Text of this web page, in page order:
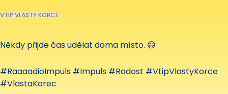
VTIP VLASTY KORCE
Někdy přijde čas udělat doma místo. 😄
#RaaaadioImpuls #Impuls #Radost #VtipVlastyKorce
#VlastaKorec